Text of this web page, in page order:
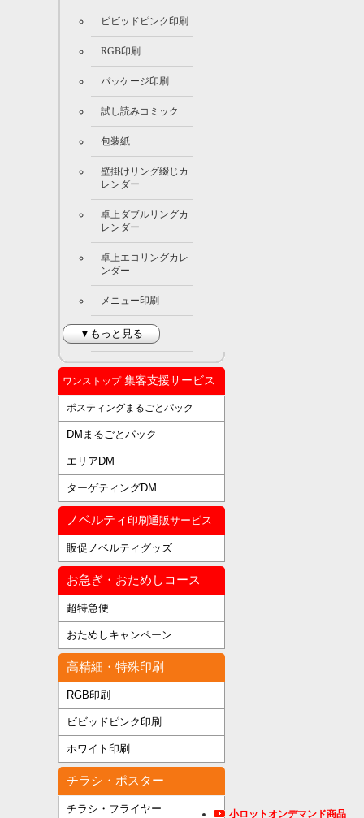
ビビッドピンク印刷
RGB印刷
パッケージ印刷
試し読みコミック
包装紙
壁掛けリング綴じカ
レンダー
卓上ダブルリングカ
レンダー
卓上エコリングカレ
ンダー
メニュー印刷
▼もっと見る
ワンストップ集客支援サービス
ポスティングまるごとパック
DMまるごとパック
エリアDM
ターゲティングDM
ノベルティ 印刷通販サービス
販促ノベルティグッズ
お急ぎ・おためしコース
超特急便
おためしキャンペーン
高精細・特殊印刷
RGB印刷
ビビッドピンク印刷
ホワイト印刷
チラシ・ポスター
チラシ・フライヤー 小ロットオンデマンド商品